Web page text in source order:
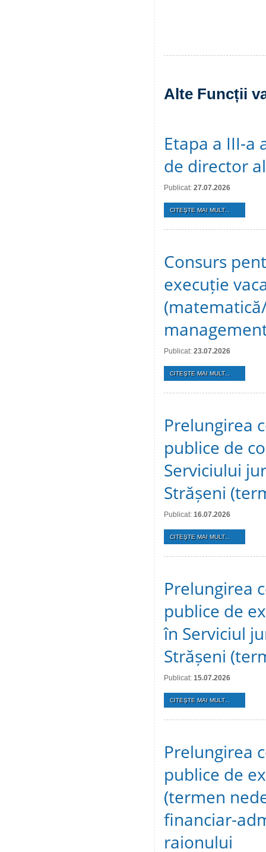
Alte Funcții
Etapa a III-a
de director
Publicat: 27.07.2026
CITEŞTE MAI MULT...
Consurs
execuție
Publicat: 23.07.2026
CITEŞTE MAI MULT...
Prelungirea
publice de
Serviciului
Strășeni
Publicat: 16.07.2026
CITEŞTE MAI MULT...
Prelungirea
publice de
în Serviciul
Strășeni
Publicat: 15.07.2026
CITEŞTE MAI MULT...
Prelungirea
publice de
(termen
financiar-
raionului